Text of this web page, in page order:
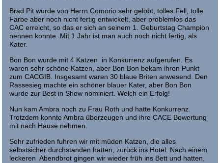
Brad Pit wurde von Herrn Comorio sehr gelobt, tolles Fell, tolle
Farbe aber noch nicht fertig entwickelt, aber problemlos das
CAC erreicht, so das er sich an seinem 1. Geburtstag Champion
nennen konnte. Mit 1 Jahr ist man auch noch nicht fertig, als
Kater.
Bon Bon wurde mit 4 Katzen in Konkurrenz aufgerufen. Es
waren sehr schöne Katzen, aber Bon Bon bekam ihren Punkt
zum CACGIB. Insgesamt waren 30 blaue Briten anwesend. Den
Rassesieg machte ein schöner blauer Kater, aber Bon Bon
wurde zur Best in Show nominiert. Welch ein Erfolg!
Nun kam Ambra noch zu Frau Roth und hatte Konkurrenz.
Trotzdem konnte Ambra überzeugen und ihre CACE Bewertung
mit nach Hause nehmen.
Sehr zufrieden fuhren wir mit müden Katzen, die alles
selbstsicher durchstanden hatten, zurück ins Hotel. Nach einem
leckeren Abendbrot gingen wir wieder früh ins Bett und hatten,